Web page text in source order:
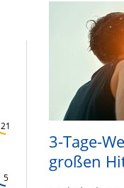
21
5
3-Tage-
großen